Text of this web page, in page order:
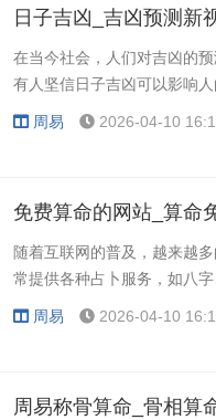
日子吉凶_吉凶预测新
在当今社会，人们对吉凶的
有人坚信日子吉凶可以影响
周易 2026-04-10
免费算命的网站_算命
随着互联网的普及，越来越
常提供各种占卜服务，如八
周易 2026-04-10
周易称骨算命_骨相算